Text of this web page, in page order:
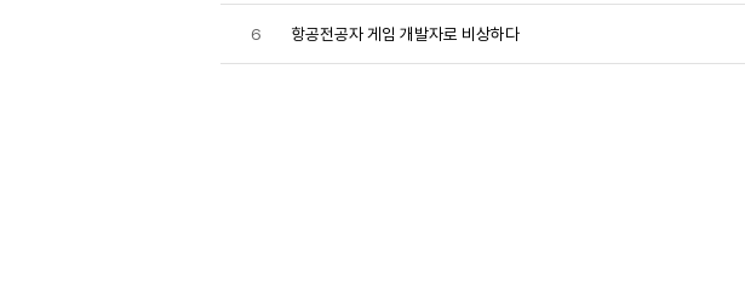
6 항공전공자 게임 개발자로 비상하다